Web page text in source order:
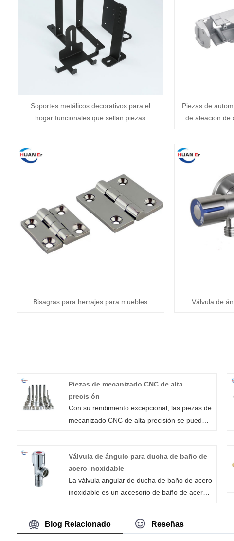
Soportes metálicos decorativos para el
hogar funcionales que sellan piezas
Piezas de
de aleación de
Bisagras para herrajes para muebles Válvula de
Piezas de mecanizado CNC de alta
precisión
Con su rendimiento excepcional, las piezas de
mecanizado CNC de alta precisión se pueden
de alta precisión utilizando la tecnología
experta y de vanguardia ofrecida por Xiamen
Huaner Technology Co.,Ltd. Somos
reconocidos por ofrecer componentes de alta
Válvula de ángulo para ducha de baño de
acero inoxidable
La válvula angular de ducha de baño de acero
inoxidable es un accesorio de baño de acero
resistencia a la corrosión y al desgaste y
puede soportar un uso prolongado. Xiamen
Blog Relacionado Reseñas